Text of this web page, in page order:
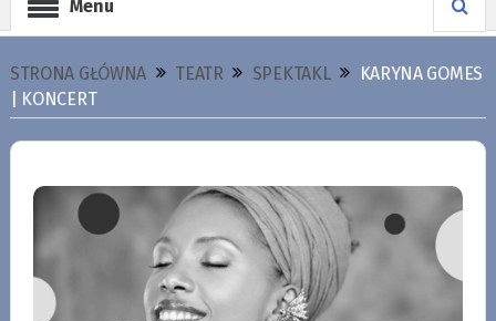
Menu
STRONA GŁÓWNA TEATR SPEKTAKL
KARYNA GOMES
| KONCERT